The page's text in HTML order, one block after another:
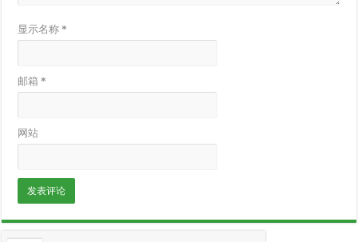
显示名称*
邮箱*
网站